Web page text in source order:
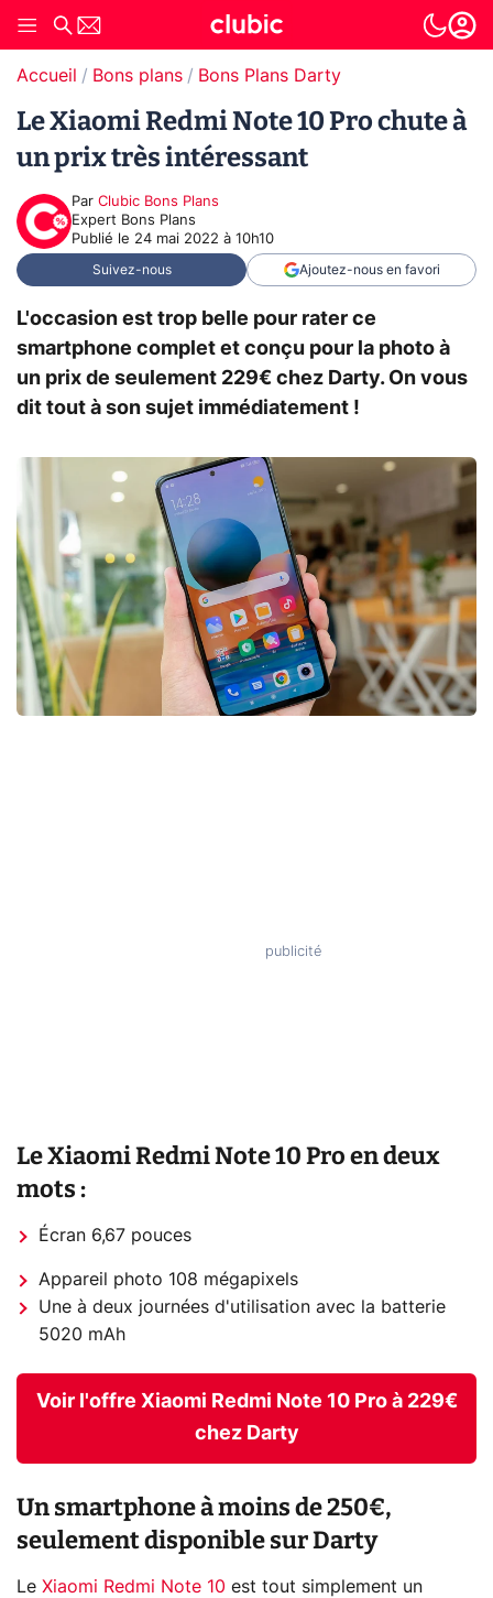
Accueil Bons plans Bons Plans Darty
Le Xiaomi Redmi Note 10 Pro chute à
un prix très intéressant
Par Clubic Bons Plans
Expert Bons Plans
Publié le 24 mai 2022 à 10h10
Suivez-nous Ajoutez-nous en favori
L'occasion est trop belle pour rater ce
smartphone complet et conçu pour la photo à
un prix de seulement 229€ chez Darty. On vous
dit tout à son sujet immédiatement !
Le Xiaomi Redmi Note 10 Pro en deux
mots :
Écran 6,67 pouces
Appareil photo 108 mégapixels
Une à deux journées d'utilisation avec la batterie
5020 mAh
Voir l'offre Xiaomi Redmi Note 10 Pro à 229€
chez Darty
Un smartphone à moins de 250€,
seulement disponible sur Darty
Le Xiaomi Redmi Note 10 est tout simplement un